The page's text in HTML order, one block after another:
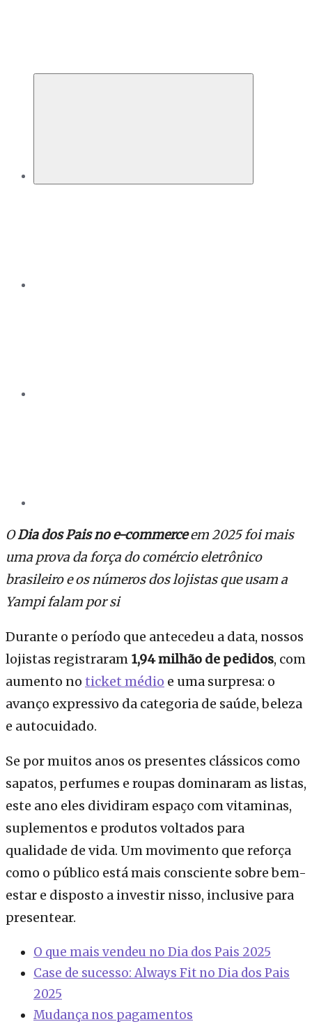
ODia dos Pais no e-commerceem 2025 foi mais
uma prova da força do comércio eletrônico
brasileiro e os números dos lojistas que usam a
Yampi falam por si
Durante o período que antecedeu a data, nossos
lojistas registraram 1,94 milhão de pedidos, com
aumento no ticket médio e uma surpresa: o
avanço expressivo da categoria de saúde, beleza
e autocuidado.
Se por muitos anos os presentes clássicos como
sapatos, perfumes e roupas dominaram as listas,
este ano eles dividiram espaço com vitaminas,
suplementos e produtos voltados para
qualidade de vida. Um movimento que reforça
como o público está mais consciente sobre bem-
estar e disposto a investir nisso, inclusive para
presentear.
O que mais vendeu no Dia dos Pais 2025
Case de sucesso: Always Fit no Dia dos Pais
2025
Mudança nos pagamentos